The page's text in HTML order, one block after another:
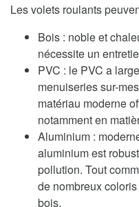
Les volets roulants
Bois : noble et
nécessite un
PVC : le PVC a
menuiseries sur-
matériau moderne
notamment en
Aluminium :
aluminium est
pollution. Tout
de nombreux
bois.